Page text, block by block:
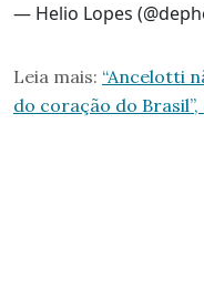
— Helio Lopes
Leia mais: “Ancelotti
do coração do